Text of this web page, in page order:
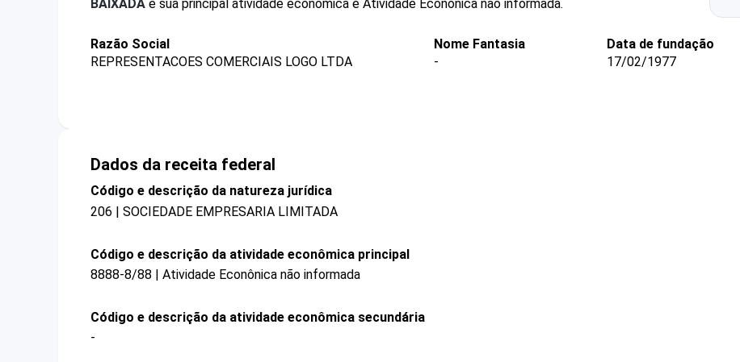
BAIXADA e sua principal atividade econômica é Atividade Econônica não informada.
Razão Social
REPRESENTACOES COMERCIAIS LOGO LTDA
Nome Fantasia
-
Data de fundação
17/02/1977
Dados da receita federal
Código e descrição da natureza jurídica
206 | SOCIEDADE EMPRESARIA LIMITADA
Código e descrição da atividade econômica principal
8888-8/88 | Atividade Econônica não informada
Código e descrição da atividade econômica secundária
-